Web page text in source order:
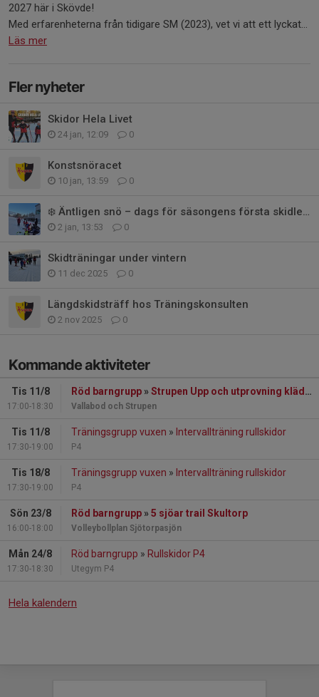
2027 här i Skövde!
Med erfarenheterna från tidigare SM (2023), vet vi att ett lyckat...
Läs mer
Fler nyheter
Skidor Hela Livet
24 jan, 12:09 0
Konstsnöracet
10 jan, 13:59 0
❄️ Äntligen snö – dags för säsongens första skidleka!
2 jan, 13:53 0
Skidträningar under vintern
11 dec 2025 0
Längdskidsträff hos Träningskonsulten
2 nov 2025 0
Kommande aktiviteter
Tis 11/8
17:00-18:30
Röd barngrupp »Strupen Upp och utprovning kläder
Vallabod och Strupen
Tis 11/8
17:30-19:00
Träningsgrupp vuxen » Intervallträning rullskidor
P4
Tis 18/8
17:30-19:00
Träningsgrupp vuxen » Intervallträning rullskidor
P4
Sön 23/8
16:00-18:00
Röd barngrupp »5 sjöar trail Skultorp
Volleybollplan Sjötorpasjön
Mån 24/8
17:30-18:30
Röd barngrupp » Rullskidor P4
Utegym P4
Hela kalendern